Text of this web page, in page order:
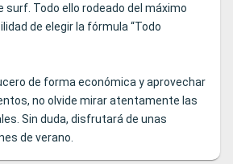
surf. Todo ello rodeado del máximo
de elegir la fórmula “Todo
de forma económica y aprovechar
no olvide mirar atentamente las
Sin duda, disfrutará de unas
de verano.